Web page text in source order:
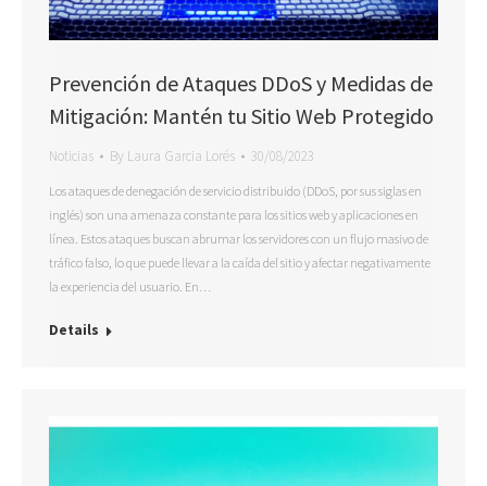
Prevención de Ataques DDoS y Medidas de
Mitigación: Mantén tu Sitio Web Protegido
Noticias By Laura Garcia Lorés 30/08/2023
Los ataques de denegación de servicio distribuido (DDoS, por sus siglas en
inglés) son una amenaza constante para los sitios web y aplicaciones en
línea. Estos ataques buscan abrumar los servidores con un flujo masivo de
tráfico falso, lo que puede llevar a la caída del sitio y afectar negativamente
la experiencia del usuario. En…
Details